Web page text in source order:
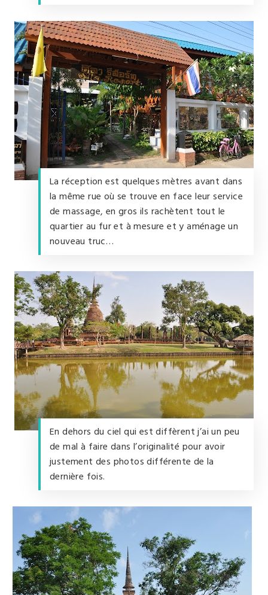
La réception est quelques mètres avant dans
la même rue où se trouve en face leur service
de massage, en gros ils rachètent tout le
quartier au fur et à mesure et y aménage un
nouveau truc…
En dehors du ciel qui est diffèrent j’ai un peu
de mal à faire dans l’originalité pour avoir
justement des photos différente de la
dernière fois.